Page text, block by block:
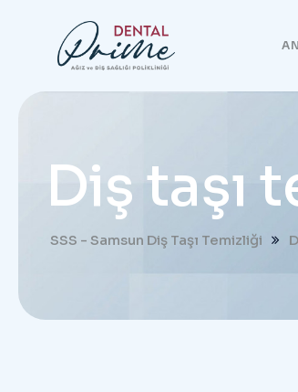
Diş taşı
SSS - Samsun Diş Taşı Temizliği